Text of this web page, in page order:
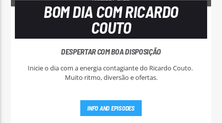
BOM DIA COM RICARDO
COUTO
DESPERTAR COM BOA DISPOSIÇÃO
Inicie o dia com a energia contagiante do Ricardo Couto.
Muito ritmo, diversão e ofertas.
INFO AND EPISODES